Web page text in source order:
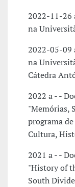
2022-11-26
na
2022-05-09
na
Cátedra
2022 a - -
"Memórias,
programa
Cultura,
2021 a - -
"History of
South